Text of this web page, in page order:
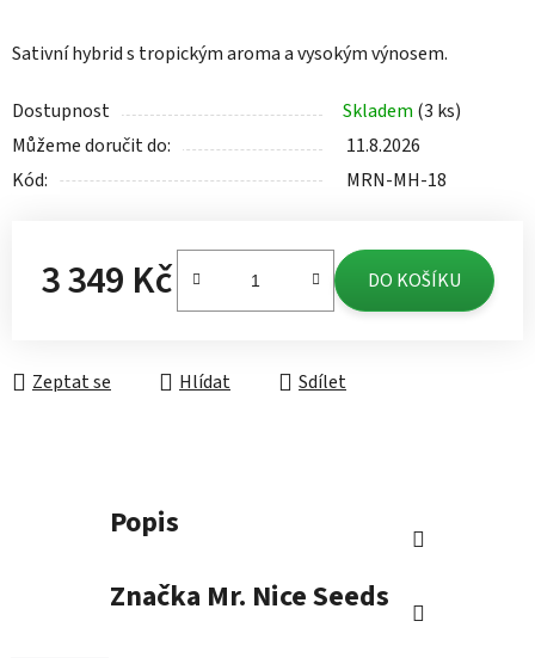
Sativní hybrid s tropickým aroma a vysokým výnosem.
Dostupnost Skladem (3 ks)
Můžeme doručit do:
11.8.2026
Kód:
MRN-MH-18
3 349 Kč DO KOŠÍKU
Zeptat se Hlídat Sdílet
Popis
Značka Mr. Nice Seeds